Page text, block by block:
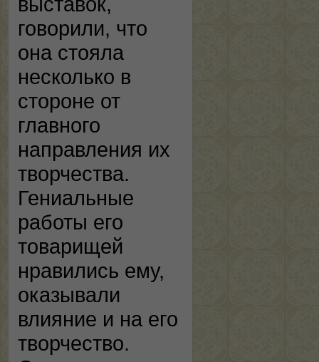
говорили, что
она стояла
несколько в
стороне от
главного
направления их
творчества.
Гениальные
работы его
товарищей
нравились ему,
оказывали
влияние и на его
творчество.